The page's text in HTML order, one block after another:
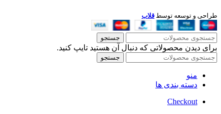
طراحی و توسعه توسط قلاب
جستجو
برای دیدن محصولاتی که دنبال آن هستید تایپ کنید.
جستجو
منو
دسته بندی ها
Checkout